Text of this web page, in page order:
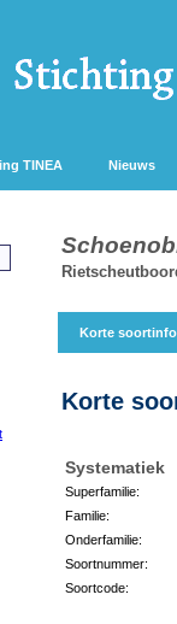
TINEA Nieuws
Korte
Korte
Systematiek
Superfamilie:
Familie:
Onderfamilie:
Soortnummer:
Soortcode: